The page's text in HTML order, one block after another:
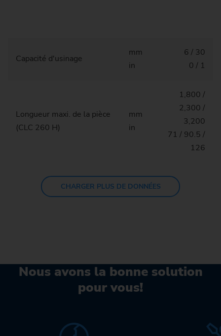
Capacité d'usinage
mm
in
6 / 30
0 / 1
Longueur maxi. de la pièce
(CLC 260 H)
mm
in
1,800 /
2,300 /
3,200
71 / 90.5 /
126
CHARGER PLUS DE DONNÉES
Nous avons la bonne solution
pour vous!